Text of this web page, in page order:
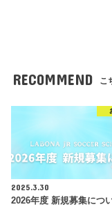
RECOMMEND こ
2025.3.30
2026年度 新規募集につ